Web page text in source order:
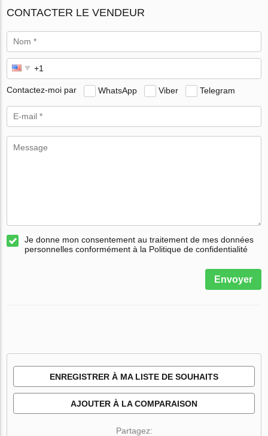
CONTACTER LE VENDEUR
Contactez-moi par WhatsApp Viber Telegram
Je donne mon consentement au traitement de mes données
personnelles conformément à la Politique de confidentialité
Envoyer
ENREGISTRER À MA LISTE DE SOUHAITS
AJOUTER À LA COMPARAISON
Partagez: